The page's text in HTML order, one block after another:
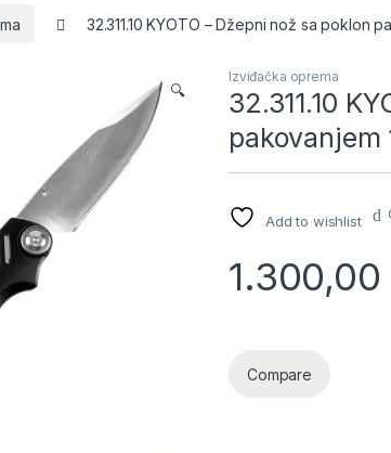
32.311.10 KYOTO – Džepni nož sa poklon
🔍
Izviđačka oprema
32.311.10
pakovanjem
Add to wishlist
1.300,00
Compare